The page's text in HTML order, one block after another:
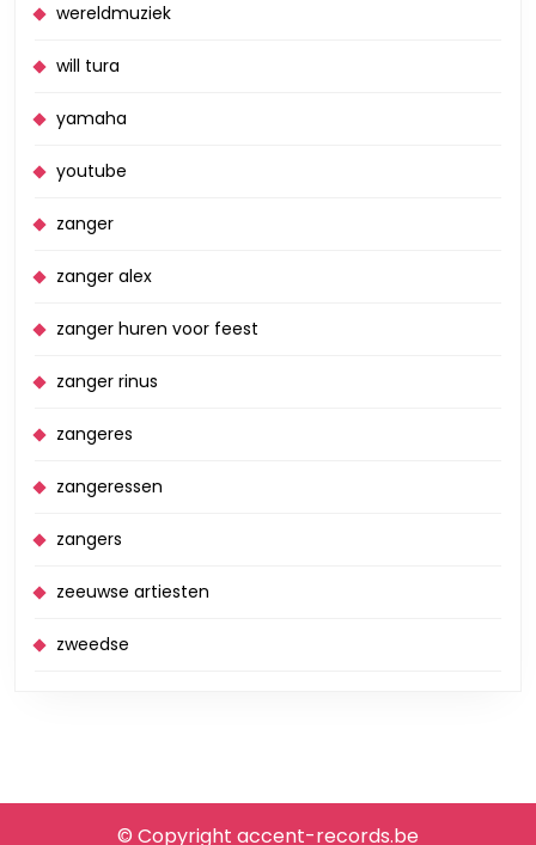
wereldmuziek
will tura
yamaha
youtube
zanger
zanger alex
zanger huren voor feest
zanger rinus
zangeres
zangeressen
zangers
zeeuwse artiesten
zweedse
© Copyright accent-records.be